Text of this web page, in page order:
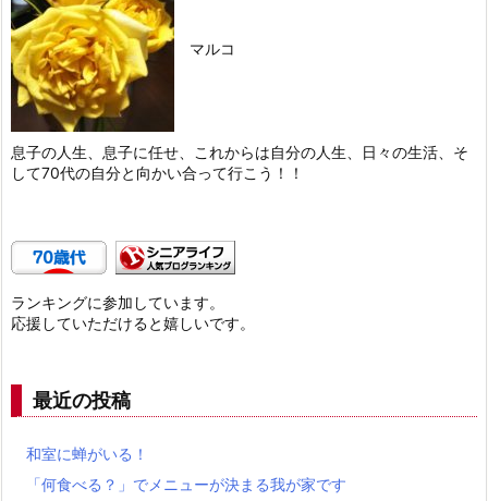
マルコ
息子の人生、息子に任せ、これからは自分の人生、日々の生活、そ
して70代の自分と向かい合って行こう！！
ランキングに参加しています。
応援していただけると嬉しいです。
最近の投稿
和室に蝉がいる！
「何食べる？」でメニューが決まる我が家です